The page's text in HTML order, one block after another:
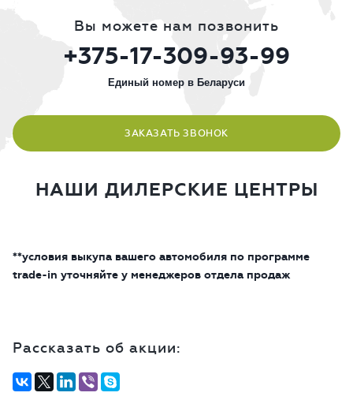
Вы можете нам позвонить
+375-17-309-93-99
Единый номер в Беларуси
ЗАКАЗАТЬ ЗВОНОК
НАШИ ДИЛЕРСКИЕ ЦЕНТРЫ
**условия выкупа вашего автомобиля по программе
trade-in уточняйте у менеджеров отдела продаж
Рассказать об акции: